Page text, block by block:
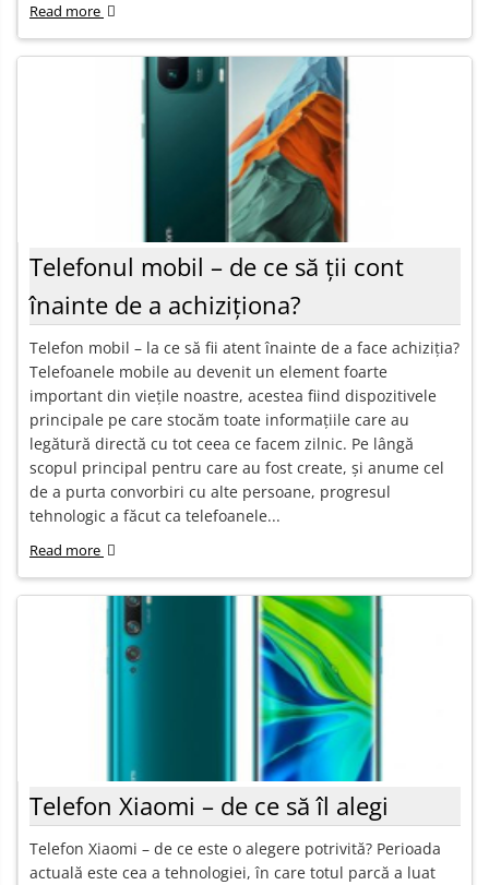
Read more
Telefonul mobil – de ce să ții cont
înainte de a achiziționa?
Telefon mobil – la ce să fii atent înainte de a face achiziția?
Telefoanele mobile au devenit un element foarte
important din viețile noastre, acestea fiind dispozitivele
principale pe care stocăm toate informațiile care au
legătură directă cu tot ceea ce facem zilnic. Pe lângă
scopul principal pentru care au fost create, și anume cel
de a purta convorbiri cu alte persoane, progresul
tehnologic a făcut ca telefoanele...
Read more
Telefon Xiaomi – de ce să îl alegi
Telefon Xiaomi – de ce este o alegere potrivită? Perioada
actuală este cea a tehnologiei, în care totul parcă a luat